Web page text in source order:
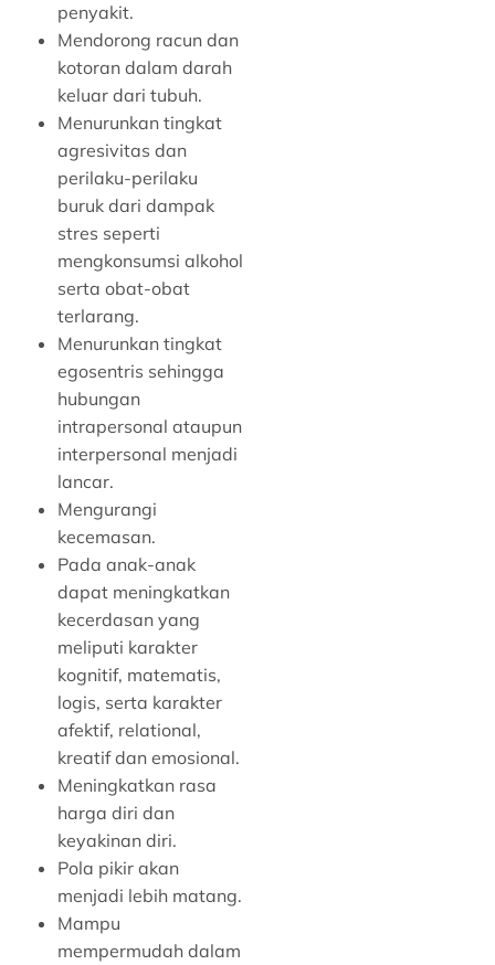
penyakit.
Mendorong racun dan
kotoran dalam darah
keluar dari tubuh.
Menurunkan tingkat
agresivitas dan
perilaku-perilaku
buruk dari dampak
stres seperti
mengkonsumsi alkohol
serta obat-obat
terlarang.
Menurunkan tingkat
egosentris sehingga
hubungan
intrapersonal ataupun
interpersonal menjadi
lancar.
Mengurangi
kecemasan.
Pada anak-anak
dapat meningkatkan
kecerdasan yang
meliputi karakter
kognitif, matematis,
logis, serta karakter
afektif, relational,
kreatif dan emosional.
Meningkatkan rasa
harga diri dan
keyakinan diri.
Pola pikir akan
menjadi lebih matang.
Mampu
mempermudah dalam